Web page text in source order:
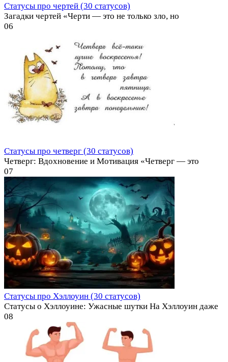
Статусы про чертей (30 статусов)
Загадки чертей «Черти — это не только зло, но
06
Статусы про четверг (30 статусов)
Четверг: Вдохновение и Мотивация «Четверг — это
07
Статусы про Хэллоуин (30 статусов)
Статусы о Хэллоуине: Ужасные шутки На Хэллоуин даже
08